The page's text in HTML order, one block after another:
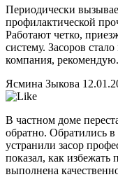
Периодически
профилактической
Работают четко,
систему. Засоров
компания, рекомендую.
Ясмина Зыкова
В частном доме
обратно. Обратились
устранили засор
показал, как избежать
выполнена